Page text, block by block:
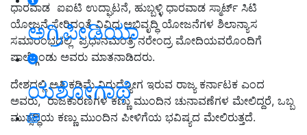
ಅಗ್ರಿಪೀಡಿಯಾ
ಯಶೋಗಾಥೆ
ಧಾರವಾಡ ಐಐಟಿ ಉದ್ಘಾಟನೆ, ಹುಬ್ಬಳ್ಳಿ ಧಾರವಾಡ ಸ್ಮಾರ್ಟ್ ಸಿಟಿ
ಯೋಜನೆ ಸೇರಿದಂತೆ ವಿವಿಧ ಅಭಿವೃದ್ಧಿ ಯೋಜನೆಗಳ ಶಿಲಾನ್ಯಾಸ
ಸಮಾರಂಭದಲ್ಲಿ ಪ್ರಧಾನಮಂತ್ರಿ ನರೇಂದ್ರ ಮೋದಿಯವರೊಂದಿಗೆ
ಪಾಲ್ಗೊಂಡು ಅವರು ಮಾತನಾಡಿದರು.
ದೇಶದಲ್ಲಿ ಅತಿ ಕಡಿಮೆ ನಿರುದ್ಯೋಗ ಇರುವ ರಾಜ್ಯ ಕರ್ನಾಟಕ ಎಂದ
ಅವರು, ರಾಜಕಾರಣಿಗಳ ಕಣ್ಣು ಮುಂದಿನ ಚುನಾವಣೆಗಳ ಮೇಲಿದ್ದರೆ, ಒಬ್ಬ
ಮುತ್ಸದ್ಧಿಯ ಕಣ್ಣು ಮುಂದಿನ ಪೀಳಿಗೆಯ ಭವಿಷ್ಯದ ಮೇಲಿರುತ್ತದೆ.